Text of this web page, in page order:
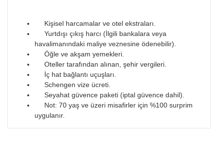
Kişisel harcamalar ve otel ekstraları.
Yurtdışı çıkış harcı (İlgili bankalara veya
havalimanındaki maliye veznesine ödenebilir).
Öğle ve akşam yemekleri.
Oteller tarafından alınan, şehir vergileri.
İç hat bağlantı uçuşları.
Schengen vize ücreti.
Seyahat güvence paketi (iptal güvence dahil).
Not: 70 yaş ve üzeri misafirler için %100 surprim
uygulanır.